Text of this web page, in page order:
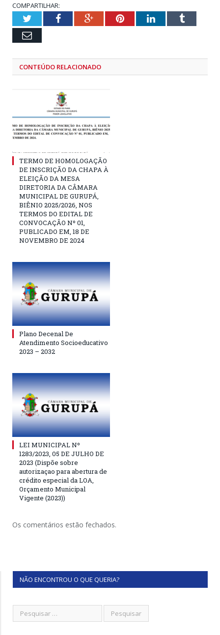
COMPARTILHAR:
TwitterFacebookGoogle+PinterestLinkedInTumblr
Email
CONTEÚDO RELACIONADO
TERMO DE HOMOLOGAÇÃO
DE INSCRIÇÃO DA CHAPA À
ELEIÇÃO DA MESA
DIRETORIA DA CÂMARA
MUNICIPAL DE GURUPÁ,
BIÊNIO 2025/2026, NOS
TERMOS DO EDITAL DE
CONVOCAÇÃO Nº 01,
PUBLICADO EM, 18 DE
NOVEMBRO DE 2024
Plano Decenal De
Atendimento Socioeducativo
2023 – 2032
LEI MUNICIPAL Nº
1283/2023, 05 DE JULHO DE
2023 (Dispõe sobre
autorizaçao para abertura de
crédito especial da LOA,
Orçamento Municipal
Vigente (2023))
Os comentários estão fechados.
NÃO ENCONTROU O QUE QUERIA?